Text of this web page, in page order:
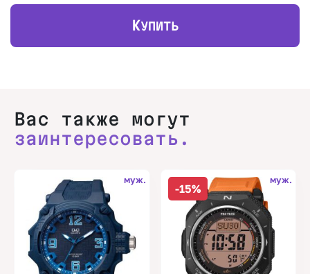
КУПИТЬ
Вас также могут
заинтересовать.
муж.
-15%
муж.